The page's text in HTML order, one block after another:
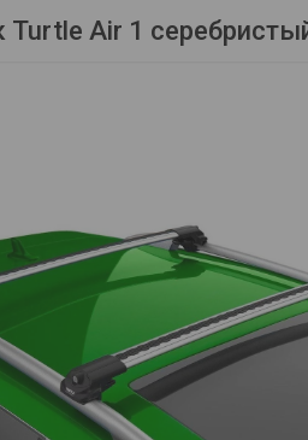
Turtle Air 1